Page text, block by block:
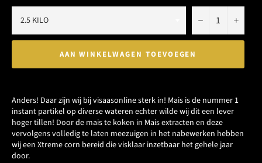
− +
AAN WINKELWAGEN TOEVOEGEN
Anders! Daar zijn wij bij visaasonline sterk in! Mais is de nummer 1
instant partikel op diverse wateren echter wilde wij dit een lever
hoger tillen! Door de mais te koken in Mais extracten en deze
vervolgens volledig te laten meezuigen in het nabewerken hebben
wij een Xtreme corn bereid die visklaar inzetbaar het gehele jaar
door.